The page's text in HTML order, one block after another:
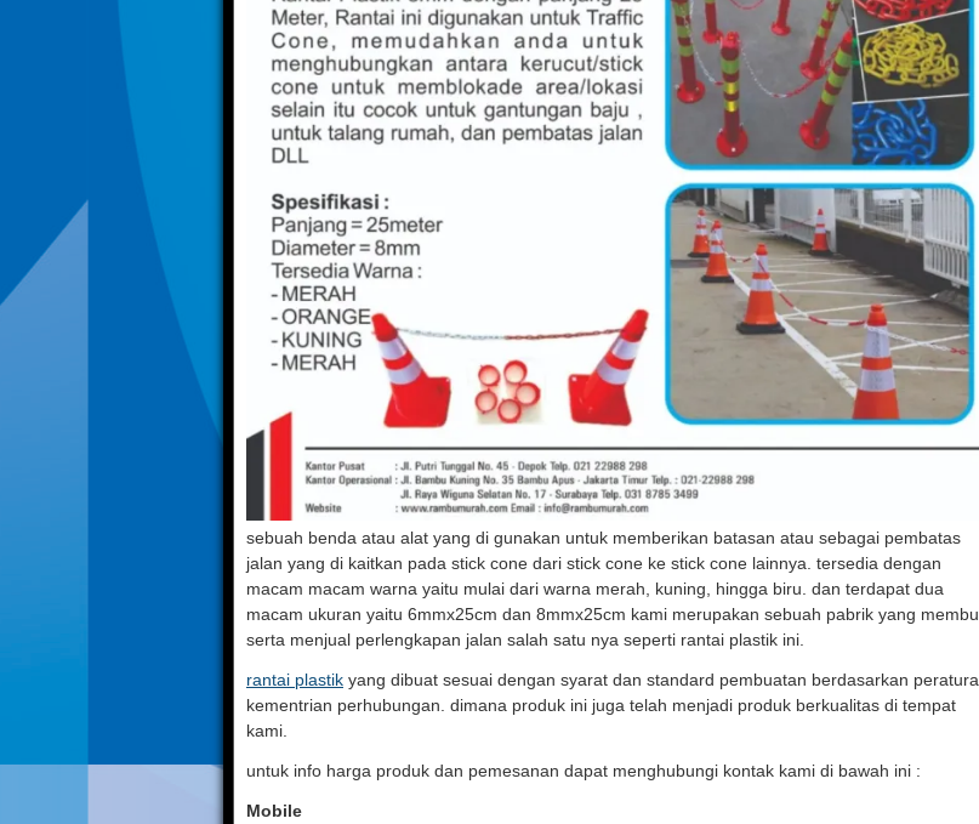
sebuah benda atau alat yang di gunakan untuk memberikan batasan atau sebagai pembatas
jalan yang di kaitkan pada stick cone dari stick cone ke stick cone lainnya. tersedia dengan
macam macam warna yaitu mulai dari warna merah, kuning, hingga biru. dan terdapat dua
macam ukuran yaitu 6mmx25cm dan 8mmx25cm kami merupakan sebuah pabrik yang
serta menjual perlengkapan jalan salah satu nya seperti rantai plastik ini.
rantai plastik yang dibuat sesuai dengan syarat dan standard pembuatan berdasarkan
kementrian perhubungan. dimana produk ini juga telah menjadi produk berkualitas di tempat
kami.
untuk info harga produk dan pemesanan dapat menghubungi kontak kami di bawah ini :
Mobile